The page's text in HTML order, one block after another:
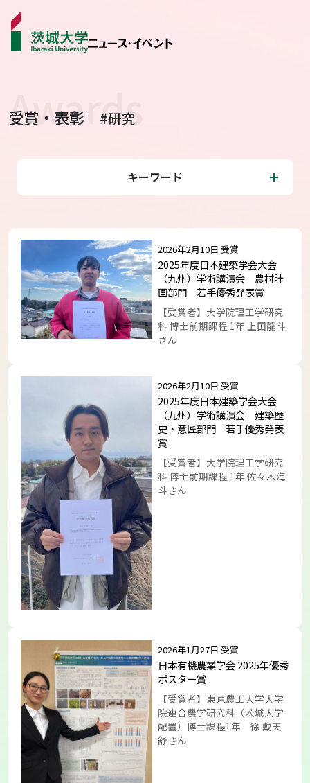
カテゴリから探す
受賞･表彰
コラム･特集
トップに戻る
受賞・表彰 #研究
キーワード
2026年2月10日 受賞
2025年度日本建築学会大会
（九州）学術講演会 農村計
画部門 若手優秀発表賞
【受賞者】大学院理工学研究
科 博士前期課程 1年 上田龍斗
さん
2026年2月10日 受賞
2025年度日本建築学会大会
（九州）学術講演会 建築歴
史・意匠部門 若手優秀発表
賞
【受賞者】大学院理工学研究
科 博士前期課程 1年 佐々木海
斗さん
2026年1月27日 受賞
日本有機農業学会 2025年優秀
ポスター賞
【受賞者】東京農工大学大学
院連合農学研究科（茨城大学
配置）博士課程1年 徐 戴天
舒さん